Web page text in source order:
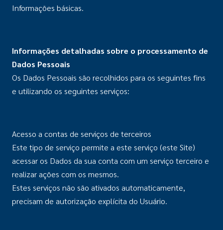
Informações básicas.
Informações detalhadas sobre o processamento de
Dados Pessoais
Os Dados Pessoais são recolhidos para os seguintes fins
e utilizando os seguintes serviços:
Acesso a contas de serviços de terceiros
Este tipo de serviço permite a este serviço (este Site)
acessar os Dados da sua conta com um serviço terceiro e
realizar ações com os mesmos.
Estes serviços não são ativados automaticamente,
precisam de autorização explícita do Usuário.